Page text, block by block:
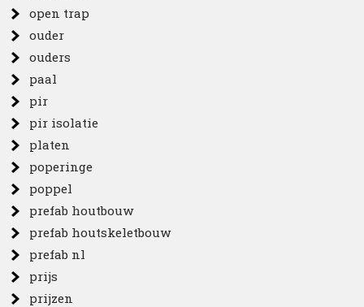
open trap
ouder
ouders
paal
pir
pir isolatie
platen
poperinge
poppel
prefab houtbouw
prefab houtskeletbouw
prefab nl
prijs
prijzen